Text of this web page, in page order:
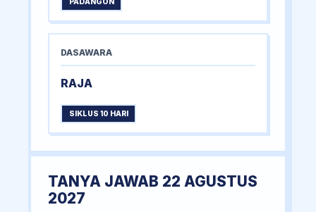
DASAWARA
RAJA
SIKLUS 10 HARI
TANYA JAWAB 22 AGUSTUS
2027